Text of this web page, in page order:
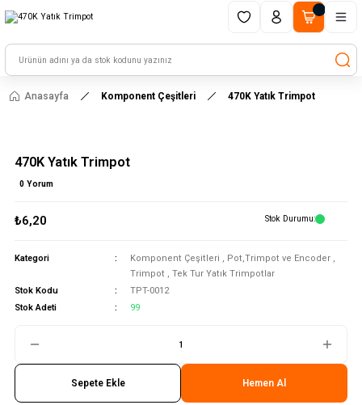
HAYAL ET - TASARLA - ÇALIŞTIR
Anasayfa Komponent Çeşitleri 470K Yatık Trimpot
470K Yatık Trimpot
0 Yorum
₺6,20 Stok Durumu
Kategori Komponent Çeşitleri , Pot,Trimpot ve Encoder ,
Trimpot , Tek Tur Yatık Trimpotlar
Stok Kodu
TPT-0012
Stok Adeti
99
Sepete Ekle Hemen Al